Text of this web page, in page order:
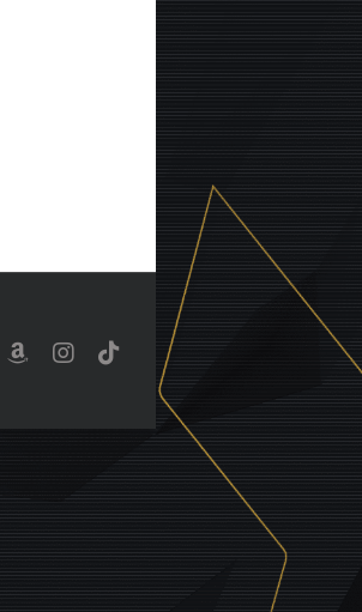
Benutzerdefiniert
Instagram
Tiktok